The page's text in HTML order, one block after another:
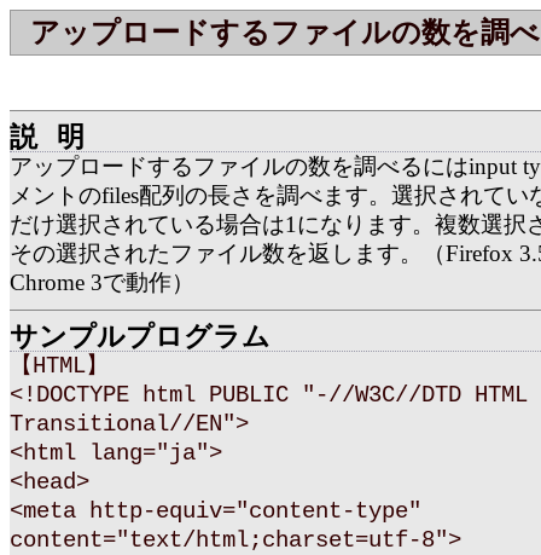
アップロードするファイルの数を調
説明
アップロードするファイルの数を調べるにはinput
メントのfiles配列の長さを調べます。選択されてい
だけ選択されている場合は1になります。複数選択
その選択されたファイル数を返します。（Firefox
Chrome 3で動作）
サンプルプログラム
【HTML】
<!DOCTYPE html PUBLIC "-//W3C//DTD
Transitional//EN">
<html lang="ja">
<head>
<meta http-equiv="content-type"
content="text/html;charset=utf-8">